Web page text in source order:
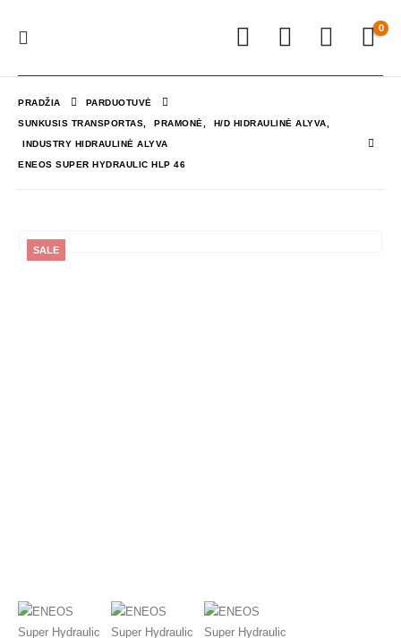
0
PRADŽIA PARDUOTUVĖ
SUNKUSIS TRANSPORTAS PRAMONĖ H/D HIDRAULINĖ ALYVA
INDUSTRY HIDRAULINĖ ALYVA
ENEOS SUPER HYDRAULIC HLP 46
SALE